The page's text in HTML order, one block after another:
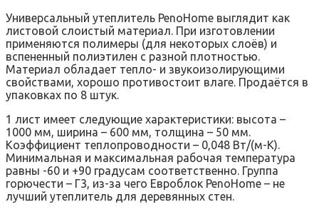
Универсальный утеплитель PenoHome выглядит как
листовой слоистый материал. При изготовлении
применяются полимеры (для некоторых слоёв) и
вспененный полиэтилен с разной плотностью.
Материал обладает тепло- и звукоизолирующими
свойствами, хорошо противостоит влаге. Продаётся в
упаковках по 8 штук.
1 лист имеет следующие характеристики: высота –
1000 мм, ширина – 600 мм, толщина – 50 мм.
Коэффициент теплопроводности – 0,048 Вт/(м-К).
Минимальная и максимальная рабочая температура
равны -60 и +90 градусам соответственно. Группа
горючести – Г3, из-за чего Евроблок PenoHome – не
лучший утеплитель для деревянных стен.